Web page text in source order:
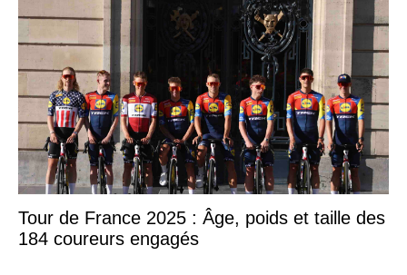
Tour de France 2025 : Âge, poids et taille des
184 coureurs engagés